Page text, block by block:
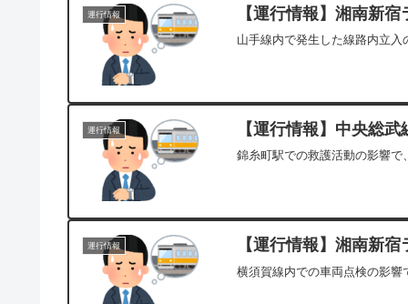
運行情報 【運行情報】湘南新
山手線内で発生した線路内立入
運行情報 【運行情報】中央総
錦糸町駅での救護活動の影響で
運行情報 【運行情報】湘南新
横須賀線内での車両点検の影響